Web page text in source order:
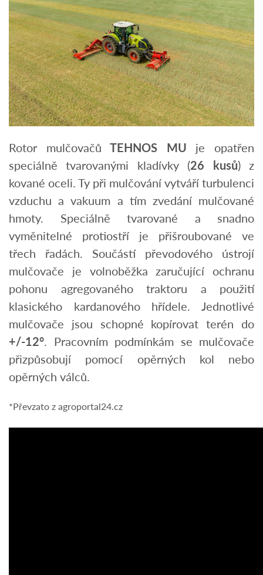
Rotor mulčovačů TEHNOS MU je opatřen
speciálně tvarovanými kladívky (26 kusů) z
kované oceli. Ty při mulčování vytváří turbulenci
vzduchu a vakuum a tím zvedání mulčované
hmoty. Speciálně tvarované a snadno
vyměnitelné protiostří je přišroubované ve
třech řadách. Součástí převodového ústrojí
mulčovače je volnoběžka zaručující ochranu
pohonu agregovaného traktoru a použití
klasického kardanového hřídele. Jednotlivé
mulčovače jsou schopné kopírovat terén do
+/-12°. Pracovním podmínkám se mulčovače
přizpůsobují pomocí opěrných kol nebo
opěrných válců.
*Převzato z agroportal24.cz